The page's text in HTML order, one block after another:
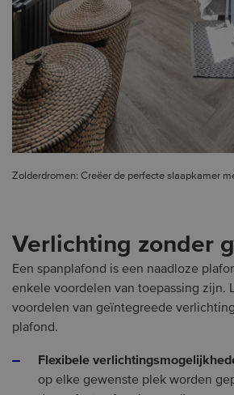
Zolderdromen: Creëer de perfecte slaapkamer
Verlichting zonder
Een spanplafond is een naadloze
enkele voordelen van toepassing zijn.
voordelen van geïntegreede
plafond.
Flexibele
op elke gewenste plek worden